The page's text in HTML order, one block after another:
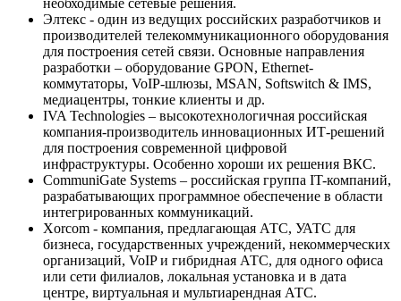
Элтекс - один из ведущих российских разработчиков и
производителей телекоммуникационного оборудования
для построения сетей связи. Основные направления
разработки – оборудование GPON, Ethernet-
коммутаторы, VoIP-шлюзы, MSAN, Softswitch & IMS,
медиацентры, тонкие клиенты и др.
IVA Technologies – высокотехнологичная российская
компания-производитель инновационных ИТ-решений
для построения современной цифровой
инфраструктуры. Особенно хороши их решения ВКС.
CommuniGate Systems – российская группа IT-компаний,
разрабатывающих программное обеспечение в области
интегрированных коммуникаций.
Xorcom - компания, предлагающая АТС, УАТС для
бизнеса, государственных учреждений, некоммерческих
организаций, VoIP и гибридная АТС, для одного офиса
или сети филиалов, локальная установка и в дата
центре, виртуальная и мультиарендная АТС.